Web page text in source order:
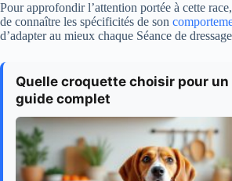
Pour approfondir l’attention portée à cette
de connaître les spécificités de son
d’adapter au mieux chaque Séance de
Quelle croquette choisir pour un
guide complet